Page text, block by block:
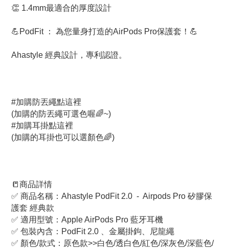
👏 1.4mm最適合的厚度設計
💪PodFit ： 為您量身打造的AirPods Pro保護套！💪
Ahastyle 經典設計，專利認證。
#加購防丟繩點這裡
(加購的防丟繩可選色喔🌈~)
#加購耳掛點這裡
(加購的耳掛也可以選顏色🌈)
📒商品詳情
✅ 商品名稱：Ahastyle PodFit 2.0  -  Airpods Pro 矽膠保
護套 經典款
✅ 適用型號：Apple AirPods Pro 藍牙耳機
✅ 包裝內含：PodFit 2.0 、金屬掛鉤、尼龍繩
✅ 顏色/款式：原色款>>白色/透白色/紅色/深灰色/深藍色/